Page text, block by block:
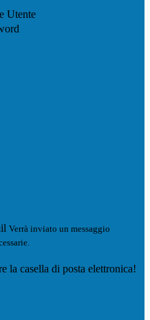
Utente
Verrà inviato un messaggio
la casella di posta elettronica!